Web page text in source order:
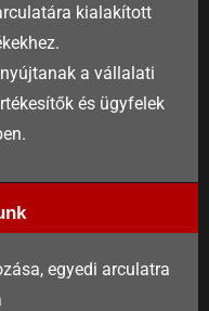
kialakított
a vállalati
és ügyfelek
egyedi arculatra